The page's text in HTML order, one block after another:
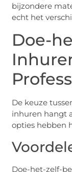
bijzondere
echt het
Doe-
De keuze
inhuren hangt
opties hebben
Doe-het-zelf-